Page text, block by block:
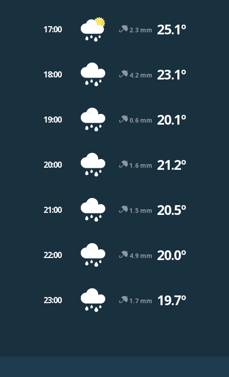
17:00 2.3 mm 25.1º
18:00 4.2 mm 23.1º
19:00 0.6 mm 20.1º
20:00 1.6 mm 21.2º
21:00 1.5 mm 20.5º
22:00 4.9 mm 20.0º
23:00 1.7 mm 19.7º